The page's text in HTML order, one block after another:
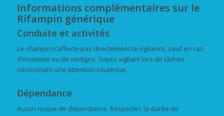
Informations complémentaires sur le
Rifampin générique
Conduite et activités
Le rifampin n’affecte pas directement la vigilance, sauf en cas
d’insomnie ou de vertiges. Soyez vigilant lors de tâches
nécessitant une attention soutenue.
Dépendance
Aucun risque de dépendance. Respectez la durée de